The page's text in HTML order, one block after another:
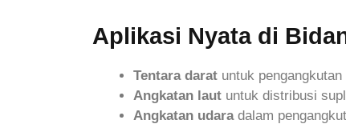
Aplikasi Nyata di
Tentara darat untuk
Angkatan laut untuk distribusi
Angkatan udaradalam